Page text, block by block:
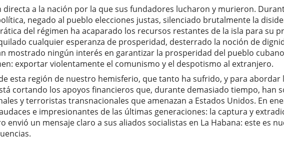
a la nación por la que sus fundadores lucharon y murieron.
negado al pueblo elecciones justas, silenciado brutalmente la
del régimen ha acaparado los recursos restantes de la isla para su
cualquier esperanza de prosperidad, desterrado la noción de
mostrado ningún interés en garantizar la prosperidad del pueblo
exportar violentamente el comunismo y el despotismo al extranjero.
esta región de nuestro hemisferio, que tanto ha sufrido, y para abordar
cortando los apoyos financieros que, durante demasiado tiempo, han
y terroristas transnacionales que amenazan a Estados Unidos. En
e impresionantes de las últimas generaciones: la captura y
un mensaje claro a sus aliados socialistas en La Habana: este es